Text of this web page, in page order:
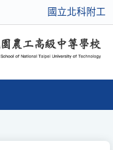
國立北科附工